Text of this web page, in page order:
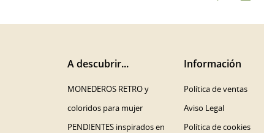
A descubrir...
MONEDEROS RETRO y
coloridos para mujer
PENDIENTES inspirados en
Información
Política de ventas
Aviso Legal
Política de cookies